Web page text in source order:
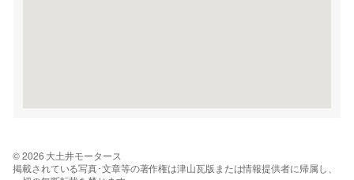
© 2026 大土井モータース
掲載されている写真･文章等の著作権は津山瓦版または情報提供者に帰属し、